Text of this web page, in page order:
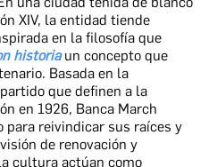
XIV, la entidad tiende
en la filosofía que
historiaun concepto que
Basada en la
que definen a la
en 1926, Banca March
para reivindicar sus raíces y
de renovación y
cultura actúan como